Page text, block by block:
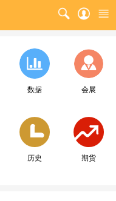
数据 会展
历史 期货